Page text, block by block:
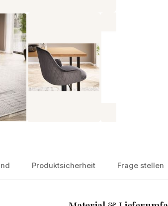
Produktsicherheit Frage stellen